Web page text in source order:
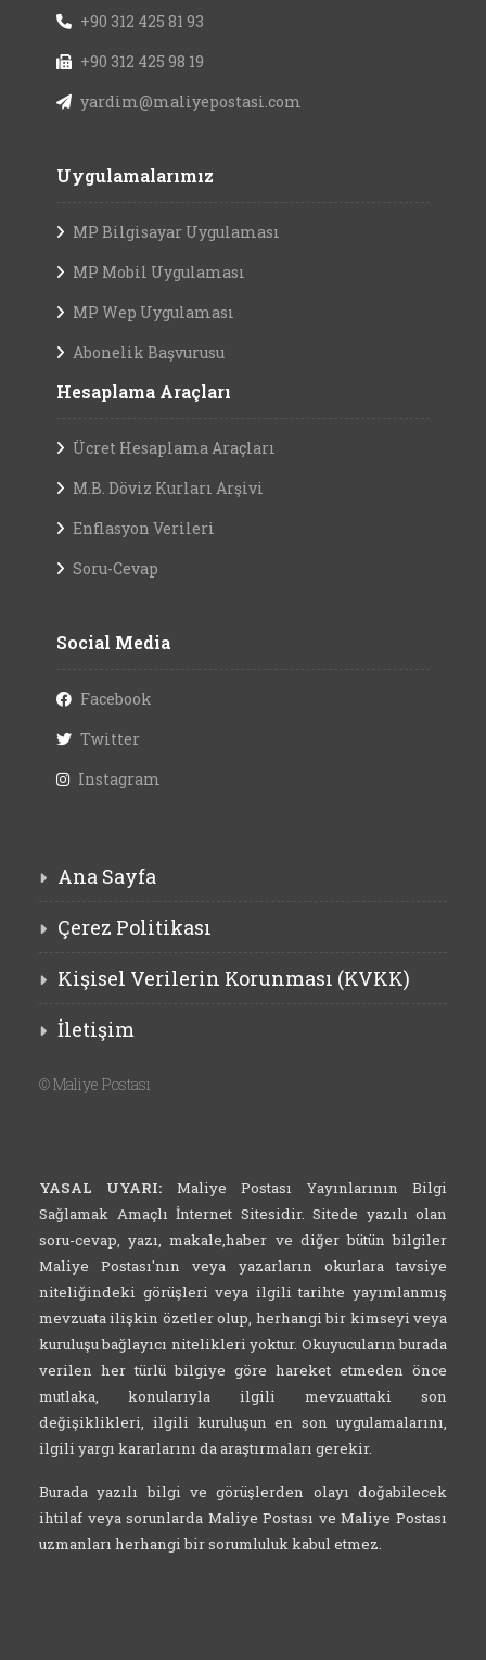
+90 312 425 81 93
+90 312 425 98 19
yardim@maliyepostasi.com
Uygulamalarımız
MP Bilgisayar Uygulaması
MP Mobil Uygulaması
MP Wep Uygulaması
Abonelik Başvurusu
Hesaplama Araçları
Ücret Hesaplama Araçları
M.B. Döviz Kurları Arşivi
Enflasyon Verileri
Soru-Cevap
Social Media
Facebook
Twitter
Instagram
Ana Sayfa
Çerez Politikası
Kişisel Verilerin Korunması (KVKK)
İletişim
©Maliye Postası
YASAL UYARI: Maliye Postası Yayınlarının Bilgi
Sağlamak Amaçlı İnternet Sitesidir. Sitede yazılı olan
soru-cevap, yazı, makale,haber ve diğer bütün bilgiler
Maliye Postası'nın veya yazarların okurlara tavsiye
niteliğindeki görüşleri veya ilgili tarihte yayımlanmış
mevzuata ilişkin özetler olup, herhangi bir kimseyi veya
kuruluşu bağlayıcı nitelikleri yoktur. Okuyucuların burada
verilen her türlü bilgiye göre hareket etmeden önce
mutlaka, konularıyla ilgili mevzuattaki son
değişiklikleri, ilgili kuruluşun en son uygulamalarını,
ilgili yargı kararlarını da araştırmaları gerekir.
Burada yazılı bilgi ve görüşlerden olayı doğabilecek
ihtilaf veya sorunlarda Maliye Postası ve Maliye Postası
uzmanları herhangi bir sorumluluk kabul etmez.